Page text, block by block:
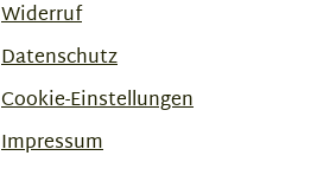
Widerruf
Datenschutz
Cookie-Einstellungen
Impressum